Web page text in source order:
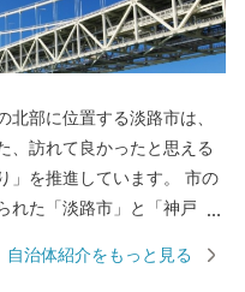
部に位置する淡路市は、
、訪れて良かったと思える
」を推進しています。 市の
れた「淡路市」と「神戸
を献上していた「御食国」
自治体紹介をもっと見る